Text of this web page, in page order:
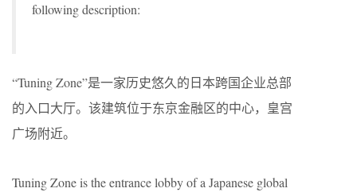
following description:
“Tuning Zone”是一家历史悠久的日本跨国企业总部
的入口大厅。该建筑位于东京金融区的中心，皇宫
广场附近。
Tuning Zone is the entrance lobby of a Japanese global